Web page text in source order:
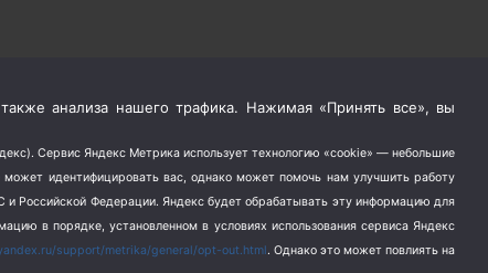
анализа нашего трафика. Нажимая «Принять все», вы
Сервис Яндекс Метрика использует технологию «cookie» — небольшие
идентифицировать вас, однако может помочь нам улучшить работу
и Российской Федерации. Яндекс будет обрабатывать эту информацию для
в порядке, установленном в условиях использования сервиса Яндекс
support/metrika/general/opt-out.html. Однако это может повлиять на